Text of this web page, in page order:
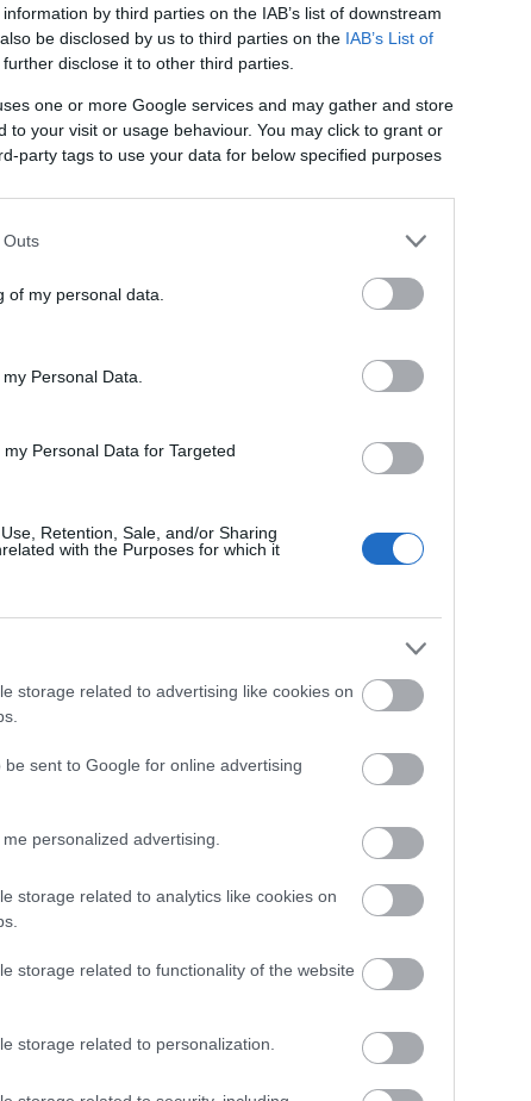
by third parties on the IAB’s list of downstream
be disclosed by us to third parties on the IAB’s List of
disclose it to other third parties.
one or more Google services and may gather and store
to your visit or usage behaviour. You may click to grant or
party tags to use your data for below specified purposes
Outs
of my personal data.
Personal Data.
Personal Data for Targeted
Retention, Sale, and/or Sharing
with the Purposes for which it
storage related to advertising like cookies on
sent to Google for online advertising
personalized advertising.
storage related to analytics like cookies on
storage related to functionality of the website
storage related to personalization.